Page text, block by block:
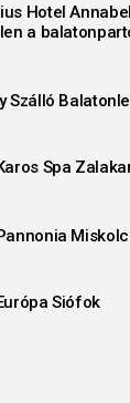
Hotel
a
Szálló
Spa
Miskolc
Siófok